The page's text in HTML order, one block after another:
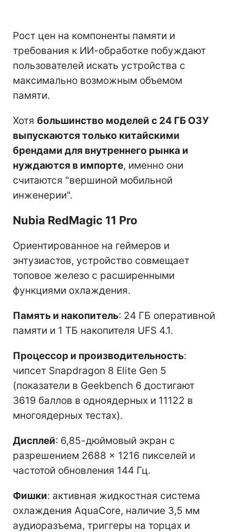
Рост цен на компоненты памяти и
требования к ИИ-обработке побуждают
пользователей искать устройства с
максимально возможным объемом
памяти.
Хотя большинство моделей с 24 ГБ ОЗУ
выпускаются только китайскими
брендами для внутреннего рынка и
нуждаются в импорте, именно они
считаются "вершиной мобильной
инженерии".
Nubia RedMagic 11 Pro
Ориентированное на геймеров и
энтузиастов, устройство совмещает
топовое железо с расширенными
функциями охлаждения.
Память и накопитель: 24 ГБ оперативной
памяти и 1 ТБ накопителя UFS 4.1.
Процессор и производительность:
чипсет Snapdragon 8 Elite Gen 5
(показатели в Geekbench 6 достигают
3619 баллов в одноядерных и 11122 в
многоядерных тестах).
Дисплей: 6,85-дюймовый экран с
разрешением 2688 × 1216 пикселей и
частотой обновления 144 Гц.
Фишки: активная жидкостная система
охлаждения AquaCore, наличие 3,5 мм
аудиоразъема, триггеры на торцах и